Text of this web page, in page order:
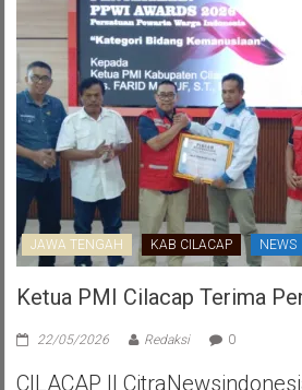
JAWA TENGAH KAB CILACAP NEWS
Ketua PMI Cilacap Terima
22/05/2026 Redaksi 0
CILACAP ||